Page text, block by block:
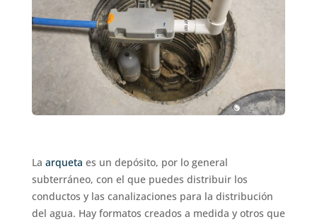
La arqueta es un depósito, por lo general
subterráneo, con el que puedes distribuir los
conductos y las canalizaciones para la distribución
del agua. Hay formatos creados a medida y otros que